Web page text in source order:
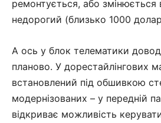
ремонтується, або змінюється
недорогий (близько 1000
А ось у блок телематики
планово. У дорестайлінгових
встановлений під обшивкою
модернізованих – у передній
відкриває можливість